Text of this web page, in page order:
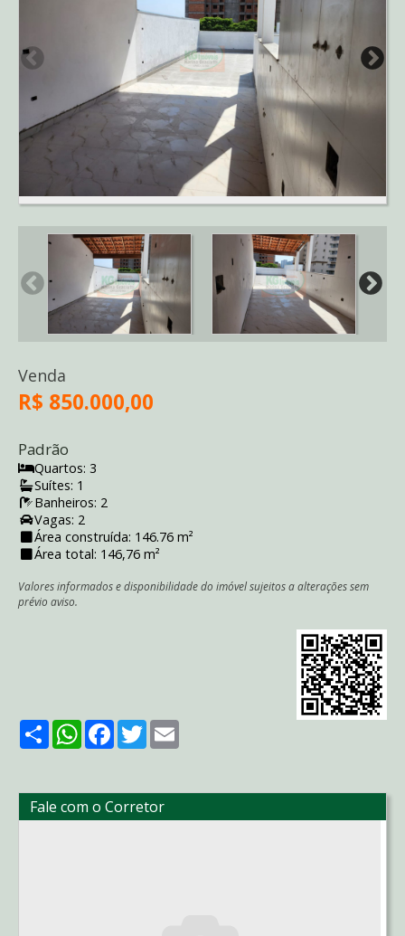
Venda
R$ 850.000,00
Padrão
Quartos: 3
Suítes: 1
Banheiros: 2
Vagas: 2
Área construída: 146.76 m²
Área total: 146,76 m²
Valores informados e disponibilidade do imóvel sujeitos a alterações sem
prévio aviso.
ShareWhatsApp
Facebook
Twitter
Fale com o Corretor